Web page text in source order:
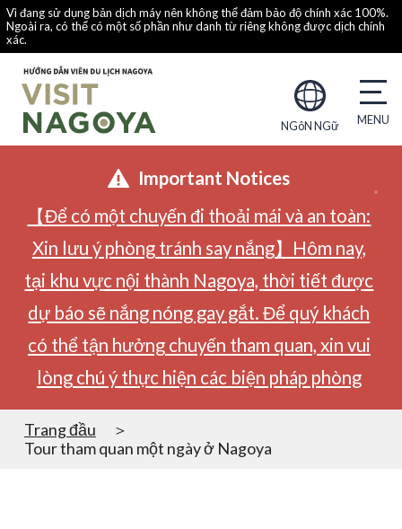
Vì đang sử dụng bản dịch máy nên không thể đảm bảo độ chính xác 100%.
Ngoài ra, có thể có một số phần như danh từ riêng không được dịch chính
xác.
NGôN NGữ
Important Notices
【Để có một chuyến đi thoải mái và an toàn:
Xin lưu ý phòng tránh say nắng】Hôm nay,
tại khu vực nội thành Nagoya, thời tiết được
dự báo sẽ nắng nóng gay gắt. Để quý khách
có thể tận hưởng chuyến tham quan, xin vui
lòng chú ý thực hiện các biện pháp phòng
Trang đầu
Tour tham quan một ngày ở Nagoya